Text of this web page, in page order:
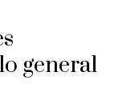
general